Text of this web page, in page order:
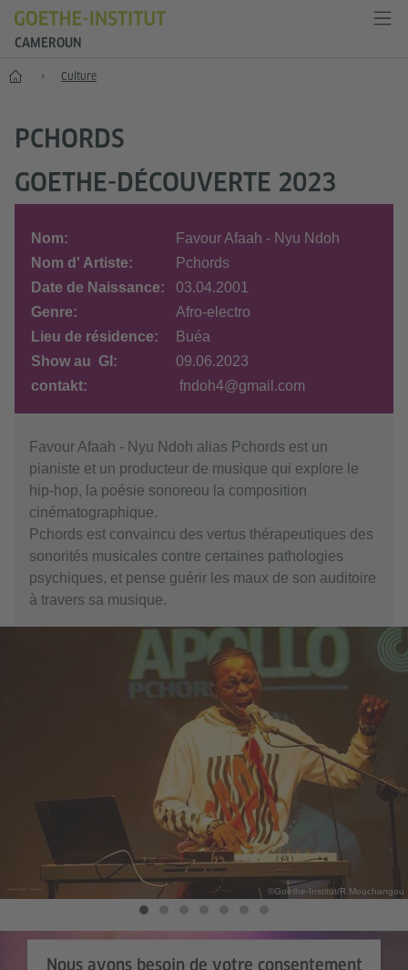
CAMEROUN
Accueil Culture
PCHORDS
GOETHE-DÉCOUVERTE 2023
Nom:
Favour Afaah - Nyu Ndoh
Nom d' Artiste:
Pchords
Date de Naissance:
03.04.2001
Genre:
Afro-electro
Lieu de résidence:
Buéa
Show au GI:
09.06.2023
contakt:
fndoh4@gmail.com
Favour Afaah - Nyu Ndoh alias Pchords est un
pianiste et un producteur de musique qui explore le
hip-hop, la poésie sonoreou la composition
cinématographique.
Pchords est convaincu des vertus thérapeutiques des
sonorités musicales contre certaines pathologies
psychiques, et pense guérir les maux de son auditoire
à travers sa musique.
©Goethe-Institut/R.Mouchangou
Nous avons besoin de votre consentement